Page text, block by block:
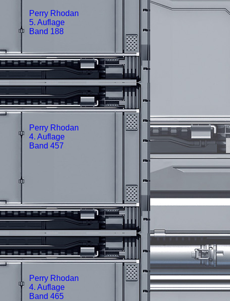
Perry Rhodan
5. Auflage
Band 188
Perry Rhodan
4. Auflage
Band 457
Perry Rhodan
4. Auflage
Band 465